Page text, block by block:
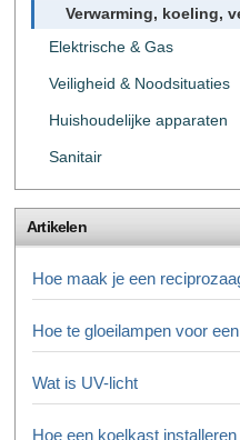
Verwarming, koeling,
Elektrische & Gas
Veiligheid & Noodsituaties
Huishoudelijke apparaten
Sanitair
Artikelen
Hoe maak je een
Hoe te gloeilampen voor
Wat is UV-licht
Hoe een koelkast installeren